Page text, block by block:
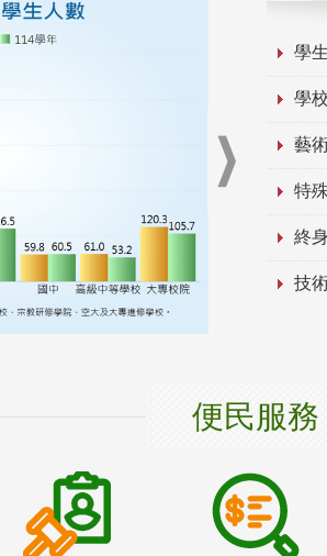
學
學
藝
特
終
技
便民服務